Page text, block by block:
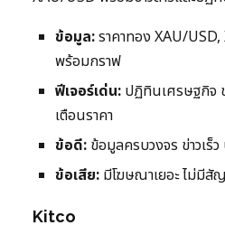
ข้อมูล:ราคาทอง XAU/
พร้อมกราฟ
ฟีเจอร์เด่น: ปฏิทินเศรษฐกิจ
เตือนราคา
ข้อดี: ข้อมูลครบวงจร ข่าวเ
ข้อเสีย: มีโฆษณาเยอะ ไม่มี
Kitco